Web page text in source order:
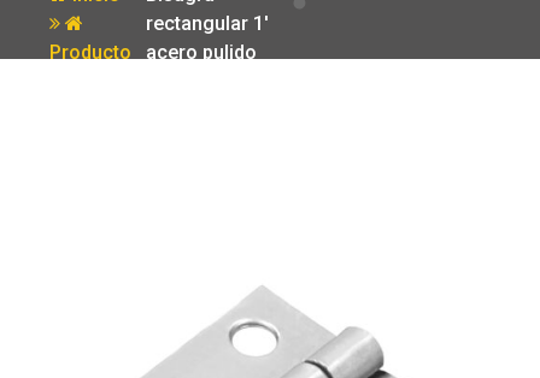
Producto
rectangular 1′
acero pulido